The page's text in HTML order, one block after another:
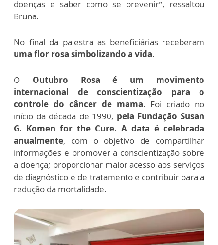
doenças e saber como se prevenir”, ressaltou
Bruna.
No final da palestra as beneficiárias receberam
uma flor rosa simbolizando a vida.
O Outubro Rosa é um movimento
internacional de conscientização para o
controle do câncer de mama. Foi criado no
início da década de 1990, pela Fundação Susan
G. Komen for the Cure. A data é celebrada
anualmente, com o objetivo de compartilhar
informações e promover a conscientização sobre
a doença; proporcionar maior acesso aos serviços
de diagnóstico e de tratamento e contribuir para a
redução da mortalidade.